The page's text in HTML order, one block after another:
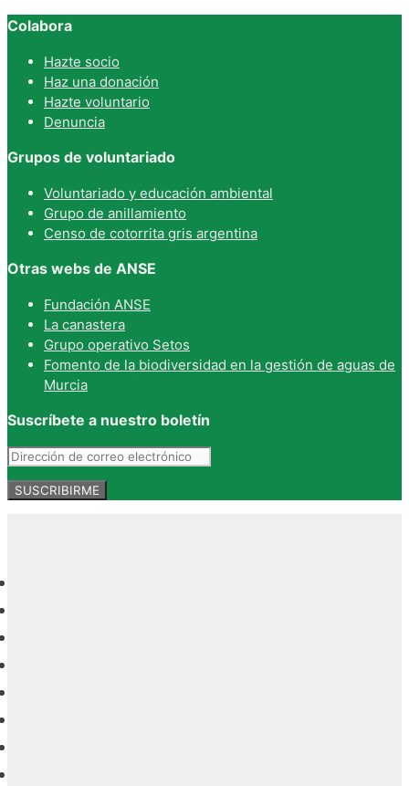
Colabora
Hazte socio
Haz una donación
Hazte voluntario
Denuncia
Grupos de voluntariado
Voluntariado y educación ambiental
Grupo de anillamiento
Censo de cotorrita gris argentina
Otras webs de ANSE
Fundación ANSE
La canastera
Grupo operativo Setos
Fomento de la biodiversidad en la gestión de aguas de
Murcia
Suscríbete a nuestro boletín